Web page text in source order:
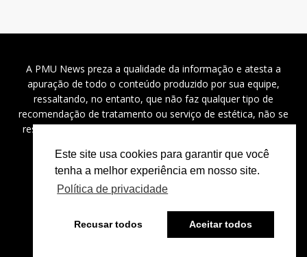
A PMU News preza a qualidade da informação e atesta a
apuração de todo o conteúdo produzido por sua equipe,
ressaltando, no entanto, que não faz qualquer tipo de
recomendação de tratamento ou serviço de estética, não se
responsabilizando por problemas de saúde, danos a saúde
2024 ©PMU News– Todos os direitos reservados.
Bravíssimo
Este site usa cookies para garantir que você
tenha a melhor experiência em nosso site.
Política de privacidade
Recusar todos Aceitar todos